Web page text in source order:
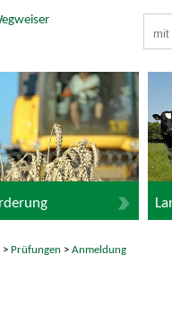
> Prüfungen >Anmeldung